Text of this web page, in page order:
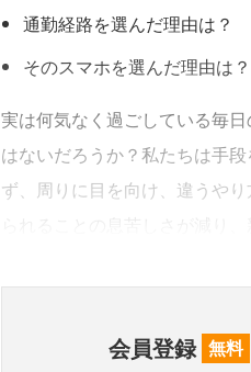
通勤経路を選んだ理由は？
そのスマホを選んだ理由は
実は何気なく過ごしている毎
はないだろうか？私たちは手
ず、周りに目を向け、違うや
会員登録 無料